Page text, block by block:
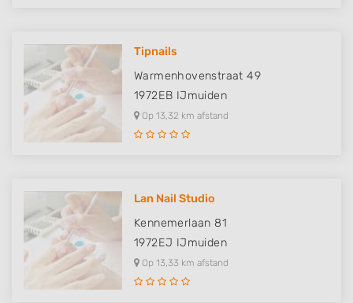
Tipnails
Warmenhovenstraat 49
1972EB IJmuiden
Op 13,32 km afstand
Lan Nail Studio
Kennemerlaan 81
1972EJ IJmuiden
Op 13,33 km afstand